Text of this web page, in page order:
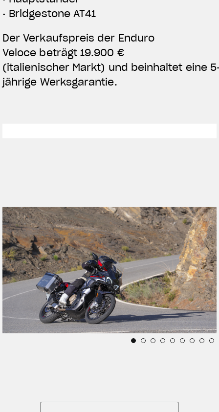
• Bridgestone AT41
Der Verkaufspreis der Enduro
Veloce beträgt19.900 €
(italienischer Markt) und beinhaltet eine
jährige Werksgarantie.